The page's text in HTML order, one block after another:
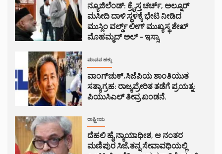
ನ್ಯೂಜಿಲೆಂಡ್: ಕ್ರೈಸ್ತ ಚರ್ಚ್, ಅಲ್ನೂರ್
ಮಸೀದಿ ದಾಳಿ ಸ್ಥಳಕ್ಕೆ ಭೇಟಿ ನೀಡಿದ
ಮುಸ್ಲಿಂ ವರ್ಲ್ಡ್ ಲೀಗ್ ಮುಖ್ಯಸ್ಥ ಶೇಖ್
ಮೊಹಮ್ಮದ್ ಅಲ್ – ಇಸ್ಸಾ.
ಮಾನವ ಹಕ್ಕು
ವಾಂಗ್‌ಚುಕ್,ಸಿಜೆಪಿಯ ಶಾಂತಿಯುತ
ಸತ್ಯಾಗ್ರಹ: ರಾಜ್ಯಪ್ರೇರಿತ ತಡೆಗೆ ಪ್ರಯತ್ನ:
ಪಿಯುಸಿಎಲ್ ತೀವ್ರ ಖಂಡನೆ.
ರಾಷ್ಟ್ರೀಯ
ದೆಹಲಿ ಹೈ ನ್ಯಾಯಾಧೀಶ, ಆ ನಂತರ
ಮಣಿಪುರ ಸಿಜೆ,ತನ್ನ ಸೇವಾವಧಿಯಲ್ಲಿ